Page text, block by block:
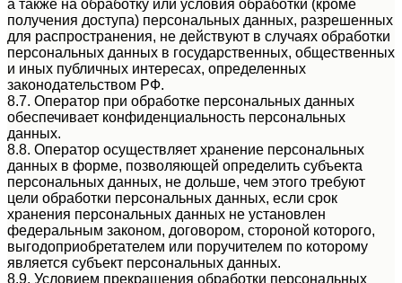
а также на обработку или условия обработки (кроме
получения доступа) персональных данных, разрешенных
для распространения, не действуют в случаях обработки
персональных данных в государственных, общественных
и иных публичных интересах, определенных
законодательством РФ.
8.7. Оператор при обработке персональных данных
обеспечивает конфиденциальность персональных
данных.
8.8. Оператор осуществляет хранение персональных
данных в форме, позволяющей определить субъекта
персональных данных, не дольше, чем этого требуют
цели обработки персональных данных, если срок
хранения персональных данных не установлен
федеральным законом, договором, стороной которого,
выгодоприобретателем или поручителем по которому
является субъект персональных данных.
8.9. Условием прекращения обработки персональных